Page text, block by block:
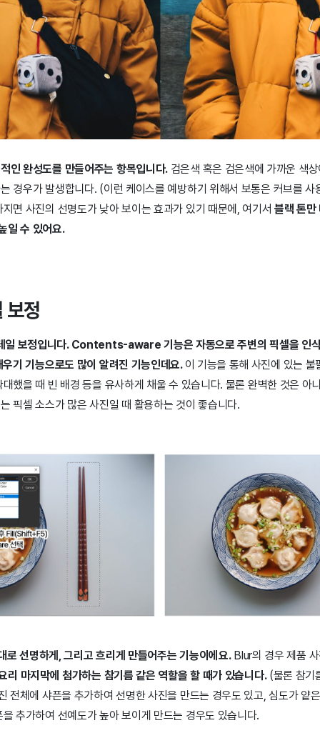
인 완성도를 만들어주는 항목입니다. 검은색 혹은 검은색에 가까운 색
경우가 발생합니다. (이런 케이스를 예방하기 위해서 보통은 커브를
면 사진의 선명도가 낮아 보이는 효과가 있기 때문에, 여기서 블랙 톤만
일 수 있어요.
보정
일 보정입니다. Contents-aware 기능은 자동으로 주변의 픽셀을 인
기 기능으로도 많이 알려진 기능인데요. 이 기능을 통해 사진에 있는
했을 때 빈 배경 등을 유사하게 채울 수 있습니다. 물론 완벽한 것은 아
픽셀 소스가 많은 사진일 때 활용하는 것이 좋습니다.
선명하게, 그리고 흐리게 만들어주는 기능이에요.Blur의 경우 제품
마지막에 첨가하는 참기름 같은 역할을 할 때가 있습니다.(물론 참기
전체에 샤픈을 추가하여 선명한 사진을 만드는 경우도 있고, 심도가 얕
추가하여 선예도가 높아 보이게 만드는 경우도 있습니다.